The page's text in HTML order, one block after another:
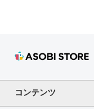
コンテンツ